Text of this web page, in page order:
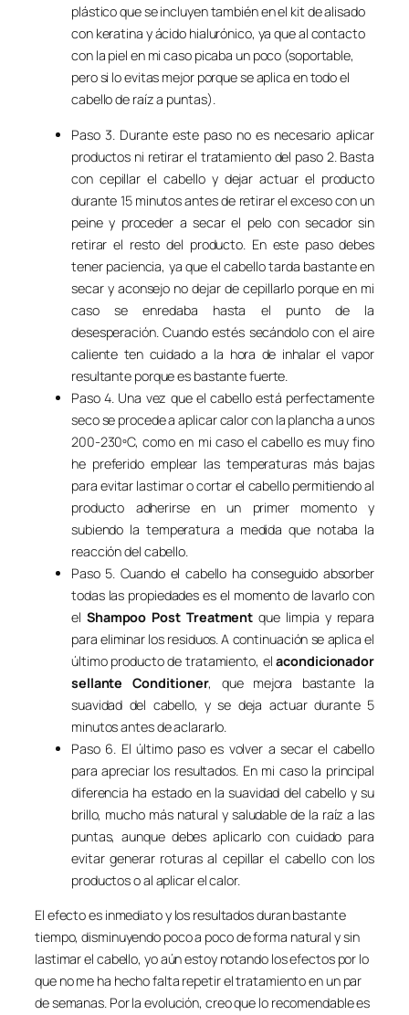
plástico que se incluyen también en el kit de alisado
con keratina y ácido hialurónico, ya que al contacto
con la piel en mi caso picaba un poco (soportable,
pero si lo evitas mejor porque se aplica en todo el
cabello de raíz a puntas).
Paso 3. Durante este paso no es necesario aplicar
productos ni retirar el tratamiento del paso 2. Basta
con cepillar el cabello y dejar actuar el producto
durante 15 minutos antes de retirar el exceso con un
peine y proceder a secar el pelo con secador sin
retirar el resto del producto. En este paso debes
tener paciencia, ya que el cabello tarda bastante en
secar y aconsejo no dejar de cepillarlo porque en mi
caso se enredaba hasta el punto de la
desesperación. Cuando estés secándolo con el aire
caliente ten cuidado a la hora de inhalar el vapor
resultante porque es bastante fuerte.
Paso 4. Una vez que el cabello está perfectamente
seco se procede a aplicar calor con la plancha a unos
200-230ºC, como en mi caso el cabello es muy fino
he preferido emplear las temperaturas más bajas
para evitar lastimar o cortar el cabello permitiendo al
producto adherirse en un primer momento y
subiendo la temperatura a medida que notaba la
reacción del cabello.
Paso 5. Cuando el cabello ha conseguido absorber
todas las propiedades es el momento de lavarlo con
el Shampoo Post Treatment que limpia y repara
para eliminar los residuos. A continuación se aplica el
último producto de tratamiento, elacondicionador
sellante Conditioner, que mejora bastante la
suavidad del cabello, y se deja actuar durante 5
minutos antes de aclararlo.
Paso 6. El último paso es volver a secar el cabello
para apreciar los resultados. En mi caso la principal
diferencia ha estado en la suavidad del cabello y su
brillo, mucho más natural y saludable de la raíz a las
puntas, aunque debes aplicarlo con cuidado para
evitar generar roturas al cepillar el cabello con los
productos o al aplicar el calor.
El efecto es inmediato y los resultados duran bastante
tiempo, disminuyendo poco a poco de forma natural y sin
lastimar el cabello, yo aún estoy notando los efectos por lo
que no me ha hecho falta repetir el tratamiento en un par
de semanas. Por la evolución, creo que lo recomendable es